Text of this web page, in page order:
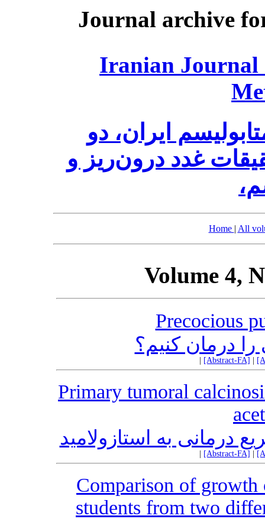
Journal archive
Iranian Journal
ایران، دو
غدد درون‌ریز و
Home | All
Volume 4,
Precocious
درمان کنیم؟
[Abstract-FA]
Primary tumoral
درمانی به استازولامید
[Abstract-FA]
Comparison of growth
students from two